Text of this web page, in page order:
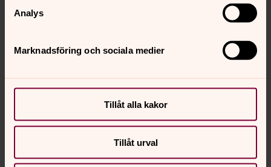
Analys
Marknadsföring och sociala medier
Tillåt alla kakor
Tillåt urval
Diakon Annika Bertilsson
Musiker Linnea Lindström
söndag 9 augusti 2026
Adolfsbergs kyrka
Präst Daniel KeberMusiker Adam Green